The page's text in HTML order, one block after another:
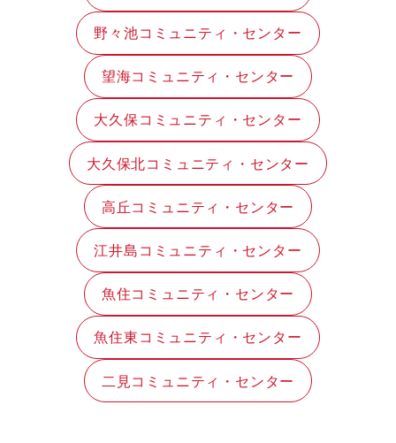
野々池コミュニティ・センター
望海コミュニティ・センター
大久保コミュニティ・センター
大久保北コミュニティ・センター
高丘コミュニティ・センター
江井島コミュニティ・センター
魚住コミュニティ・センター
魚住東コミュニティ・センター
二見コミュニティ・センター